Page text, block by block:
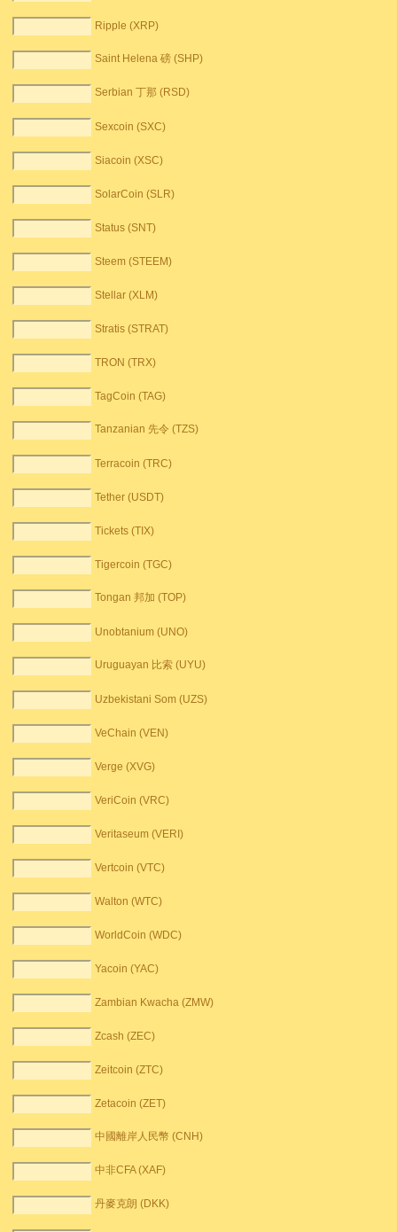
Ripple (XRP)
Saint Helena 磅 (SHP)
Serbian 丁那 (RSD)
Sexcoin (SXC)
Siacoin (XSC)
SolarCoin (SLR)
Status (SNT)
Steem (STEEM)
Stellar (XLM)
Stratis (STRAT)
TRON (TRX)
TagCoin (TAG)
Tanzanian 先令 (TZS)
Terracoin (TRC)
Tether (USDT)
Tickets (TIX)
Tigercoin (TGC)
Tongan 邦加 (TOP)
Unobtanium (UNO)
Uruguayan 比索 (UYU)
Uzbekistani Som (UZS)
VeChain (VEN)
Verge (XVG)
VeriCoin (VRC)
Veritaseum (VERI)
Vertcoin (VTC)
Walton (WTC)
WorldCoin (WDC)
Yacoin (YAC)
Zambian Kwacha (ZMW)
Zcash (ZEC)
Zeitcoin (ZTC)
Zetacoin (ZET)
中國離岸人民幣 (CNH)
中非CFA (XAF)
丹麥克朗 (DKK)